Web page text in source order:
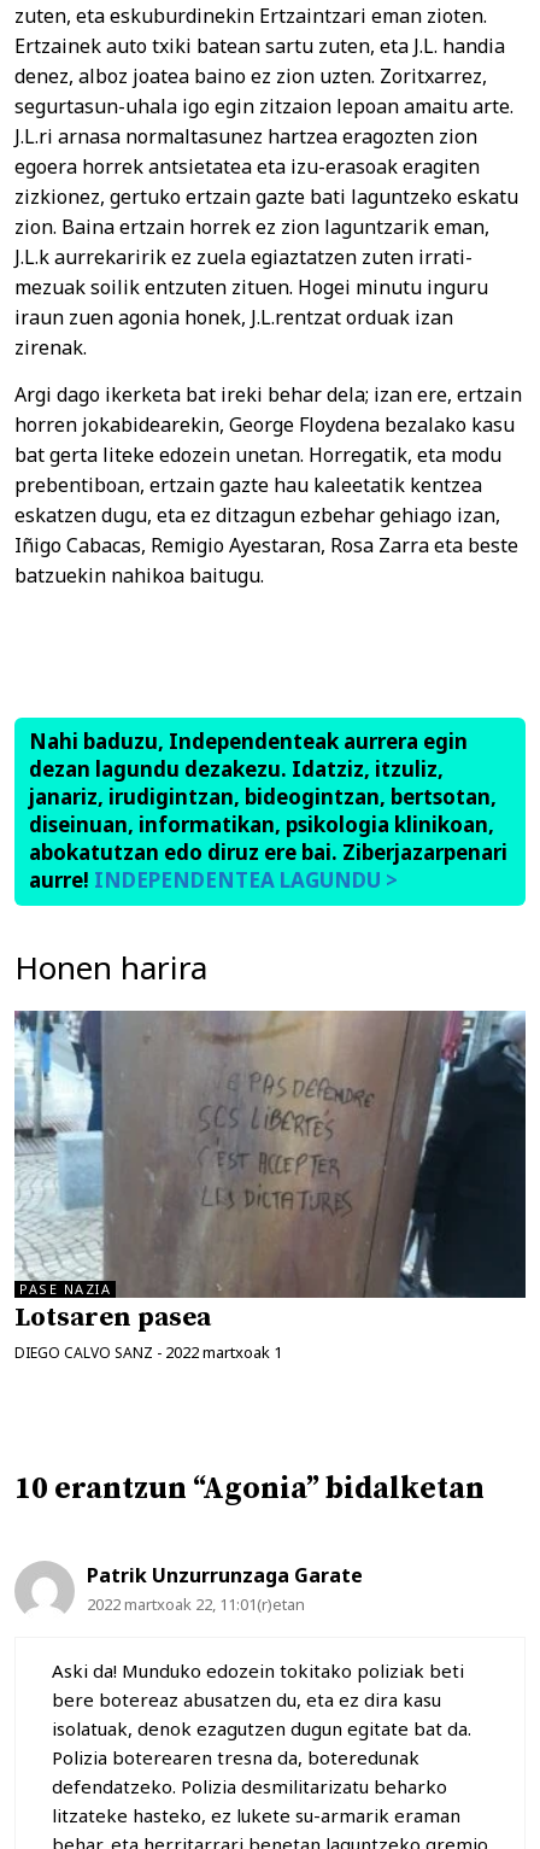
zuten, eta eskuburdinekin Ertzaintzari eman zioten.
Ertzainek auto txiki batean sartu zuten, eta J.L. handia
denez, alboz joatea baino ez zion uzten. Zoritxarrez,
segurtasun-uhala igo egin zitzaion lepoan amaitu arte.
J.L.ri arnasa normaltasunez hartzea eragozten zion
egoera horrek antsietatea eta izu-erasoak eragiten
zizkionez, gertuko ertzain gazte bati laguntzeko eskatu
zion. Baina ertzain horrek ez zion laguntzarik eman,
J.L.k aurrekaririk ez zuela egiaztatzen zuten irrati-
mezuak soilik entzuten zituen. Hogei minutu inguru
iraun zuen agonia honek, J.L.rentzat orduak izan
zirenak.
Argi dago ikerketa bat ireki behar dela; izan ere, ertzain
horren jokabidearekin, George Floydena bezalako kasu
bat gerta liteke edozein unetan. Horregatik, eta modu
prebentiboan, ertzain gazte hau kaleetatik kentzea
eskatzen dugu, eta ez ditzagun ezbehar gehiago izan,
Iñigo Cabacas, Remigio Ayestaran, Rosa Zarra eta beste
batzuekin nahikoa baitugu.
Nahi baduzu, Independenteak aurrera egin
dezan lagundu dezakezu. Idatziz, itzuliz,
janariz, irudigintzan, bideogintzan, bertsotan,
diseinuan, informatikan, psikologia klinikoan,
abokatutzan edo diruz ere bai. Ziberjazarpenari
aurre! INDEPENDENTEA LAGUNDU >
Honen harira
PASE NAZIA
Lotsaren pasea
DIEGO CALVO SANZ - 2022 martxoak 1
10 erantzun “Agonia” bidalketan
Patrik Unzurrunzaga Garate
2022 martxoak 22, 11:01(r)etan
Aski da! Munduko edozein tokitako poliziak beti
bere botereaz abusatzen du, eta ez dira kasu
isolatuak, denok ezagutzen dugun egitate bat da.
Polizia boterearen tresna da, boteredunak
defendatzeko. Polizia desmilitarizatu beharko
litzateke hasteko, ez lukete su-armarik eraman
behar, eta herritarrari benetan laguntzeko gremio